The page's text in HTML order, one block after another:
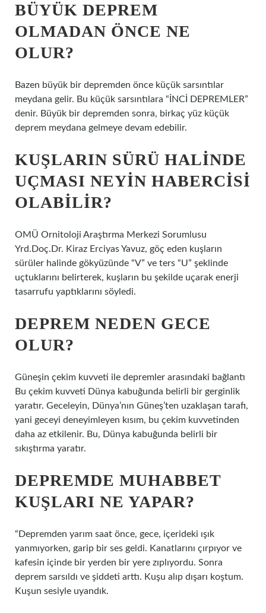
BÜYÜK DEPREM
OLMADAN ÖNCE NE
OLUR?
Bazen büyük bir depremden önce küçük sarsıntılar
meydana gelir. Bu küçük sarsıntılara “İNCİ DEPREMLER”
denir. Büyük bir depremden sonra, birkaç yüz küçük
deprem meydana gelmeye devam edebilir.
KUŞLARIN SÜRÜ HALINDE
UÇMASI NEYIN HABERCISI
OLABILIR?
OMÜ Ornitoloji Araştırma Merkezi Sorumlusu
Yrd.Doç.Dr. Kiraz Erciyas Yavuz, göç eden kuşların
sürüler halinde gökyüzünde “V” ve ters “U” şeklinde
uçtuklarını belirterek, kuşların bu şekilde uçarak enerji
tasarrufu yaptıklarını söyledi.
DEPREM NEDEN GECE
OLUR?
Güneşin çekim kuvveti ile depremler arasındaki bağlantı
Bu çekim kuvveti Dünya kabuğunda belirli bir gerginlik
yaratır. Geceleyin, Dünya’nın Güneş’ten uzaklaşan tarafı,
yani geceyi deneyimleyen kısım, bu çekim kuvvetinden
daha az etkilenir. Bu, Dünya kabuğunda belirli bir
sıkıştırma yaratır.
DEPREMDE MUHABBET
KUŞLARI NE YAPAR?
“Depremden yarım saat önce, gece, içerideki ışık
yanmıyorken, garip bir ses geldi. Kanatlarını çırpıyor ve
kafesin içinde bir yerden bir yere zıplıyordu. Sonra
deprem sarsıldı ve şiddeti arttı. Kuşu alıp dışarı koştum.
Kuşun sesiyle uyandık.